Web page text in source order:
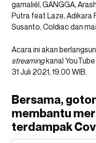
gamaliél, GANGGA,
Putra feat Laze, Adikara
Susanto, Coldiac dan
Acara ini akan
streamingkanal
31 Juli 2021, 19.00 WIB.
Bersama,
membantu
terdampak